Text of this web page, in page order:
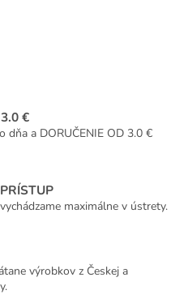
€
dňa a DORUČENIE OD 3.0 €
maximálne v ústrety.
výrobkov z Českej a